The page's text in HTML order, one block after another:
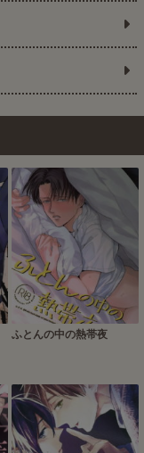
ふとんの中の熱帯夜